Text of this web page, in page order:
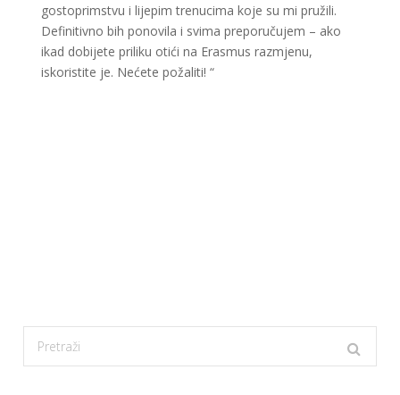
gostoprimstvu i lijepim trenucima koje su mi pružili.
Definitivno bih ponovila i svima preporučujem – ako
ikad dobijete priliku otići na Erasmus razmjenu,
iskoristite je. Nećete požaliti! “